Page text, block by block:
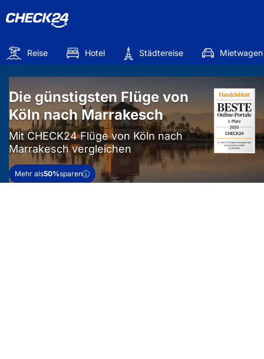
Reise Hotel Städtereise Mietwagen
Die günstigsten Flüge von
Köln nach Marrakesch
Mit CHECK24 Flüge von Köln nach
Marrakesch vergleichen
Mehr als50%sparen